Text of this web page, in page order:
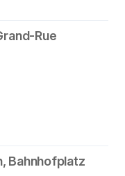
Rue
Bahnhofplatz